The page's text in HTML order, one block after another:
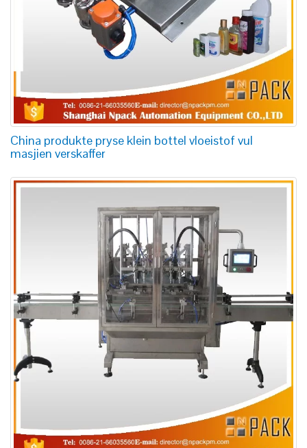
China produkte pryse klein bottel vloeistof vul
masjien verskaffer